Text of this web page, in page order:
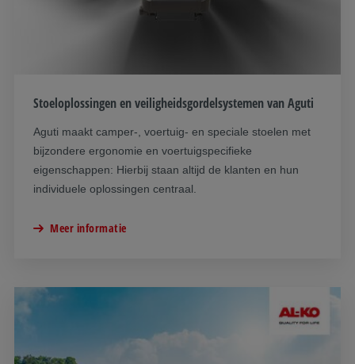
Stoeloplossingen en veiligheidsgordelsystemen van Aguti
Aguti maakt camper-, voertuig- en speciale stoelen met
bijzondere ergonomie en voertuigspecifieke
eigenschappen: Hierbij staan altijd de klanten en hun
individuele oplossingen centraal.
Meer informatie